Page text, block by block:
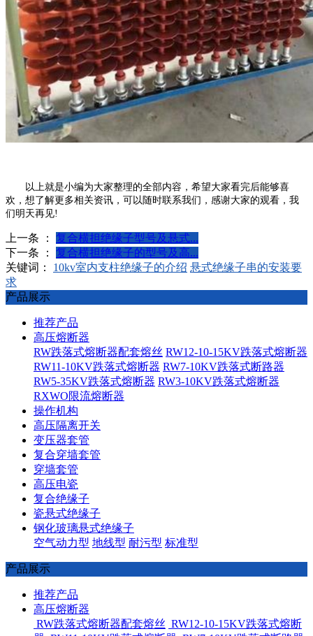
以上就是小编为大家整理的全部内容，希望大家看完后能够喜
欢，想了解更多相关资讯，可以随时联系我们，感谢大家的观看，我
们明天再见!
上一条 ：
复合横担绝缘子型号及悬式...
下一条 ：
复合横担绝缘子的型号及高...
关键词： 10kv室内支柱绝缘子的介绍 悬式绝缘子串的安装要
求
产品展示
推荐产品
高压熔断器
RW跌落式熔断器配套熔丝 RW12-10-15KV跌落式熔断器
RW11-10KV跌落式熔断器 RW7-10KV跌落式断路器
RW5-35KV跌落式熔断器 RW3-10KV跌落式熔断器
RXWO限流熔断器
操作机构
高压隔离开关
变压器套管
复合穿墙套管
穿墙套管
高压电瓷
复合绝缘子
瓷悬式绝缘子
钢化玻璃悬式绝缘子
空气动力型 地线型 耐污型 标准型
产品展示
推荐产品
高压熔断器
RW跌落式熔断器配套熔丝 RW12-10-15KV跌落式熔断